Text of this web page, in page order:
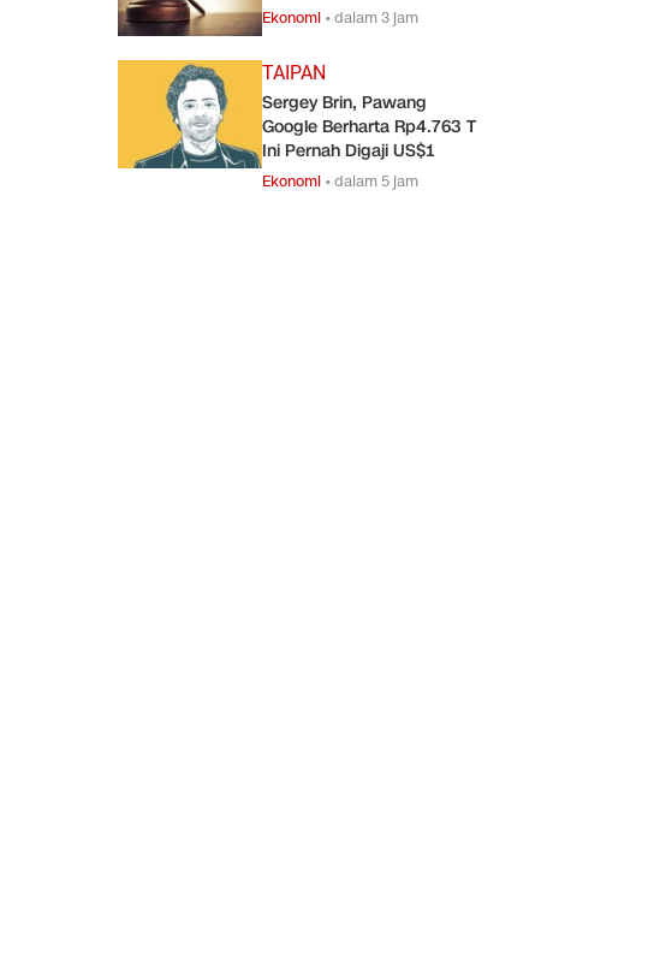
Ekonomi •dalam 3 jam
TAIPAN
Sergey Brin, Pawang
Google Berharta Rp4.763 T
Ini Pernah Digaji US$1
Ekonomi •dalam 5 jam